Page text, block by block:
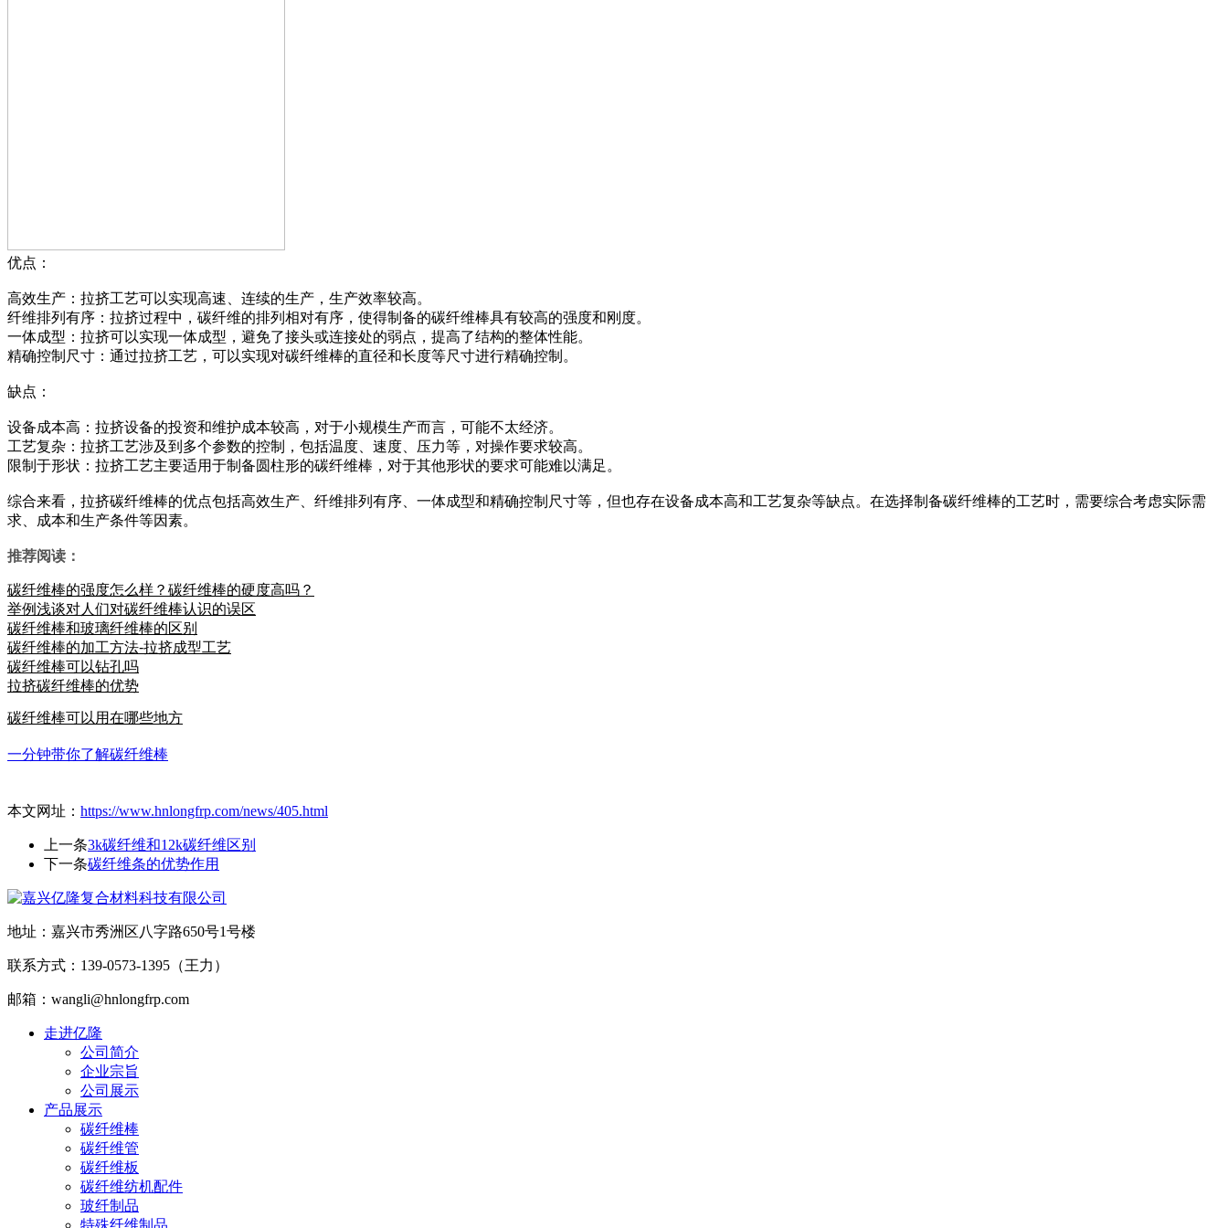
优点：
高效生产：拉挤工艺可以实现高速、连续的生产，生产效率较高。
纤维排列有序：拉挤过程中，碳纤维的排列相对有序，使得制备的碳纤维棒具有较高的强度和刚度。
一体成型：拉挤可以实现一体成型，避免了接头或连接处的弱点，提高了结构的整体性能。
精确控制尺寸：通过拉挤工艺，可以实现对碳纤维棒的直径和长度等尺寸进行精确控制。
缺点：
设备成本高：拉挤设备的投资和维护成本较高，对于小规模生产而言，可能不太经济。
工艺复杂：拉挤工艺涉及到多个参数的控制，包括温度、速度、压力等，对操作要求较高。
限制于形状：拉挤工艺主要适用于制备圆柱形的碳纤维棒，对于其他形状的要求可能难以满足。
综合来看，拉挤碳纤维棒的优点包括高效生产、纤维排列有序、一体成型和精确控制尺寸等，但也存在设备成本高和工艺复杂等缺点。在选择制备碳纤维棒的工艺时，需要综合考虑实际需
求、成本和生产条件等因素。
推荐阅读：
碳纤维棒的强度怎么样？碳纤维棒的硬度高吗？
举例浅谈对人们对碳纤维棒认识的误区
碳纤维棒和玻璃纤维棒的区别
碳纤维棒的加工方法-拉挤成型工艺
碳纤维棒可以钻孔吗
拉挤碳纤维棒的优势
碳纤维棒可以用在哪些地方
一分钟带你了解碳纤维棒
本文网址： https://www.hnlongfrp.com/news/405.html
上一条3k碳纤维和12k碳纤维区别
下一条碳纤维条的优势作用
地址：嘉兴市秀洲区八字路650号1号楼
联系方式：139-0573-1395（王力）
邮箱：wangli@hnlongfrp.com
走进亿隆
公司简介
企业宗旨
公司展示
产品展示
碳纤维棒
碳纤维管
碳纤维板
碳纤维纺机配件
玻纤制品